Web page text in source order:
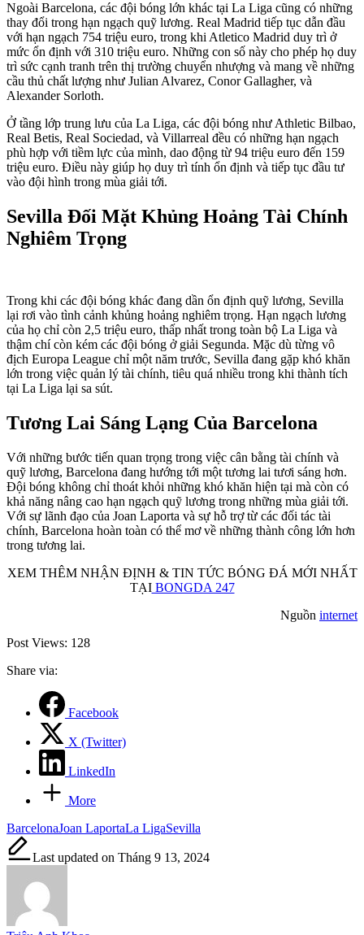
Ngoài Barcelona, các đội bóng lớn khác tại La Liga cũng có những
thay đổi trong hạn ngạch quỹ lương. Real Madrid tiếp tục dẫn đầu
với hạn ngạch 754 triệu euro, trong khi Atletico Madrid duy trì ở
mức ổn định với 310 triệu euro. Những con số này cho phép họ duy
trì sức cạnh tranh trên thị trường chuyển nhượng và mang về những
cầu thủ chất lượng như Julian Alvarez, Conor Gallagher, và
Alexander Sorloth.
Ở tầng lớp trung lưu của La Liga, các đội bóng như Athletic Bilbao,
Real Betis, Real Sociedad, và Villarreal đều có những hạn ngạch
phù hợp với tiềm lực của mình, dao động từ 94 triệu euro đến 159
triệu euro. Điều này giúp họ duy trì tính ổn định và tiếp tục đầu tư
vào đội hình trong mùa giải tới.
Sevilla Đối Mặt Khủng Hoảng Tài Chính
Nghiêm Trọng
Trong khi các đội bóng khác đang dần ổn định quỹ lương, Sevilla
lại rơi vào tình cảnh khủng hoảng nghiêm trọng. Hạn ngạch lương
của họ chỉ còn 2,5 triệu euro, thấp nhất trong toàn bộ La Liga và
thậm chí còn kém các đội bóng ở giải Segunda. Mặc dù từng vô
địch Europa League chỉ một năm trước, Sevilla đang gặp khó khăn
lớn trong việc quản lý tài chính, tiêu quá nhiều trong khi thành tích
tại La Liga lại sa sút.
Tương Lai Sáng Lạng Của Barcelona
Với những bước tiến quan trọng trong việc cân bằng tài chính và
quỹ lương, Barcelona đang hướng tới một tương lai tươi sáng hơn.
Đội bóng không chỉ thoát khỏi những khó khăn hiện tại mà còn có
khả năng nâng cao hạn ngạch quỹ lương trong những mùa giải tới.
Với sự lãnh đạo của Joan Laporta và sự hỗ trợ từ các đối tác tài
chính, Barcelona hoàn toàn có thể mơ về những thành công lớn hơn
trong tương lai.
XEM THÊM NHẬN ĐỊNH & TIN TỨC BÓNG ĐÁ MỚI NHẤT
TẠIBONGDA 247
Nguồn internet
Post Views: 128
Share via:
Facebook
X (Twitter)
LinkedIn
More
Tags:
BarcelonaJoan LaportaLa LigaSevilla
Last updated on Tháng 9 13, 2024